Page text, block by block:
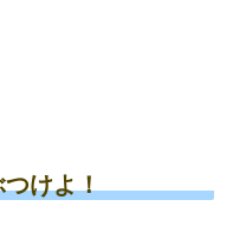
けよ！